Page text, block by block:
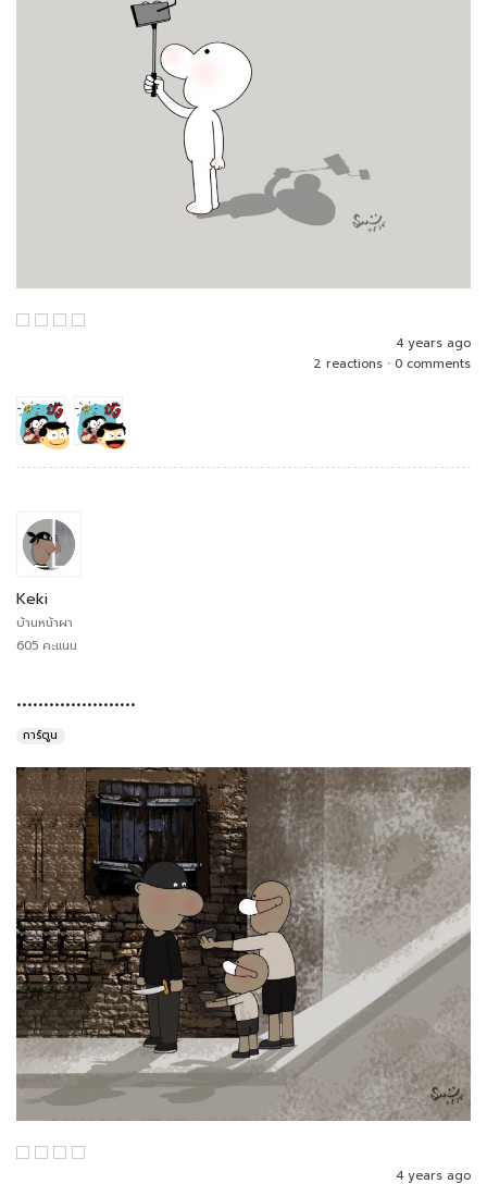
4 years ago
2 reactions • 0 comments
Keki
บ้านหน้าผา
605 คะแนน
......................
การ์ตูน
4 years ago